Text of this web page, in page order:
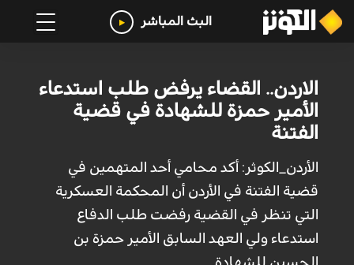
البث المباشر
الاردن.. القضاء يرفض طلب استدعاء
الأمير حمزة للشهادة في قضية
الفتنة
الأردن_الكوثر: أكد محامي أحد المتهمين في
قضية الفتنة في الأردن أن المحكمة العسكرية
التي تنظر في القضية رفضت طلب الدفاع
استدعاء ولي العهد السابق الأمير حمزة بن